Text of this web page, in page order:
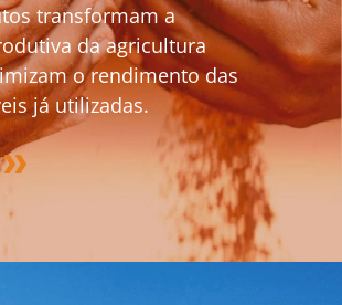
transformam a
da agricultura
o rendimento das
já utilizadas.